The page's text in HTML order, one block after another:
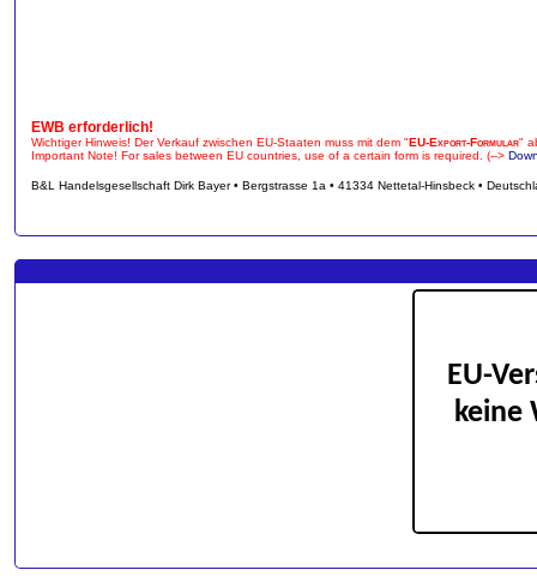
EWB erforderlich!
Wichtiger Hinweis! Der Verkauf zwischen EU-Staaten muss mit dem "EU-Export-Formular"
Important Note! For sales between EU countries, use of a certain form is required. (-->
B&L Handelsgesellschaft Dirk Bayer • Bergstrasse 1a • 41334 Nettetal-Hinsbeck •